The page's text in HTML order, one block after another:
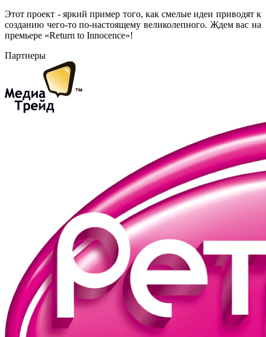
Этот проект - яркий пример того, как смелые идеи приводят к
созданию чего-то по-настоящему великолепного. Ждем вас на
премьере «Return to Innocence»!
Партнеры